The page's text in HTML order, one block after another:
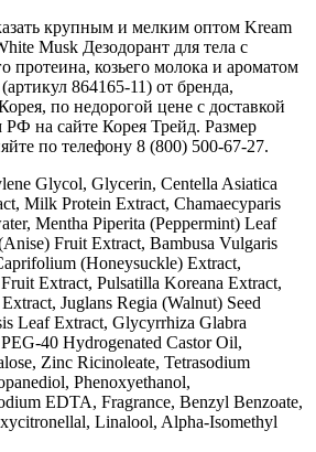
крупным и мелким оптом Kream
Musk Дезодорант для тела с
протеина, козьего молока и ароматом
864165-11) от бренда,
по недорогой цене с доставкой
на сайте Корея Трейд. Размер
по телефону 8 (800) 500-67-27.
Glycol, Glycerin, Centella Asiatica
Milk Protein Extract, Chamaecyparis
Mentha Piperita (Peppermint) Leaf
Fruit Extract, Bambusa Vulgaris
(Honeysuckle) Extract,
Extract, Pulsatilla Koreana Extract,
Juglans Regia (Walnut) Seed
Leaf Extract, Glycyrrhiza Glabra
40 Hydrogenated Castor Oil,
Zinc Ricinoleate, Tetrasodium
Phenoxyethanol,
EDTA, Fragrance, Benzyl Benzoate,
Linalool, Alpha-Isomethyl